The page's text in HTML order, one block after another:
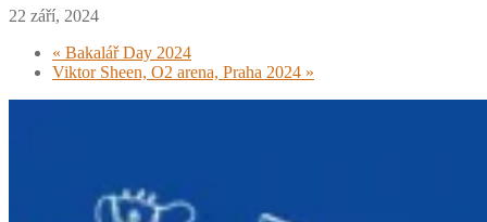
22 září, 2024
« Bakalář Day 2024
Viktor Sheen, O2 arena, Praha 2024 »